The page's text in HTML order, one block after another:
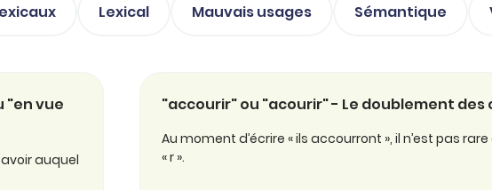
Lexical Mauvais usages Sémantique
"en vue
auquel
"accourir" ou "acourir" - Le doublement des
Au moment d’écrire « ils accourront », il n’est pas rare
« r ».